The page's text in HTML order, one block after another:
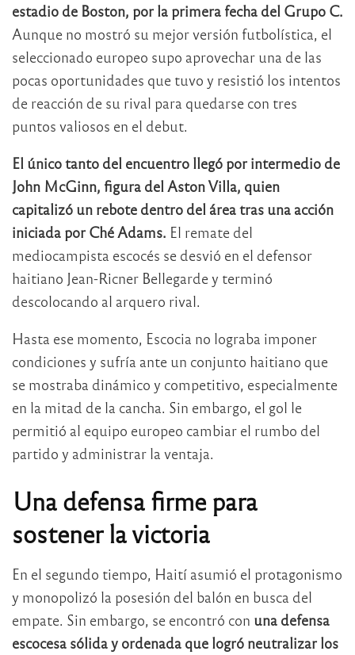
estadio de Boston, por la primera fecha del Grupo C.
Aunque no mostró su mejor versión futbolística, el
seleccionado europeo supo aprovechar una de las
pocas oportunidades que tuvo y resistió los intentos
de reacción de su rival para quedarse con tres
puntos valiosos en el debut.
El único tanto del encuentro llegó por intermedio de
John McGinn, figura del Aston Villa, quien
capitalizó un rebote dentro del área tras una acción
iniciada por Ché Adams. El remate del
mediocampista escocés se desvió en el defensor
haitiano Jean-Ricner Bellegarde y terminó
descolocando al arquero rival.
Hasta ese momento, Escocia no lograba imponer
condiciones y sufría ante un conjunto haitiano que
se mostraba dinámico y competitivo, especialmente
en la mitad de la cancha. Sin embargo, el gol le
permitió al equipo europeo cambiar el rumbo del
partido y administrar la ventaja.
Una defensa firme para
sostener la victoria
En el segundo tiempo, Haití asumió el protagonismo
y monopolizó la posesión del balón en busca del
empate. Sin embargo, se encontró con una defensa
escocesa sólida y ordenada que logró neutralizar los